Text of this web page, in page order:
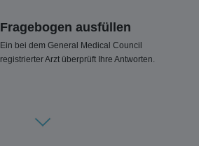
Fragebogen ausfüllen
Ein bei dem General Medical Council
registrierter Arzt überprüft Ihre Antworten.